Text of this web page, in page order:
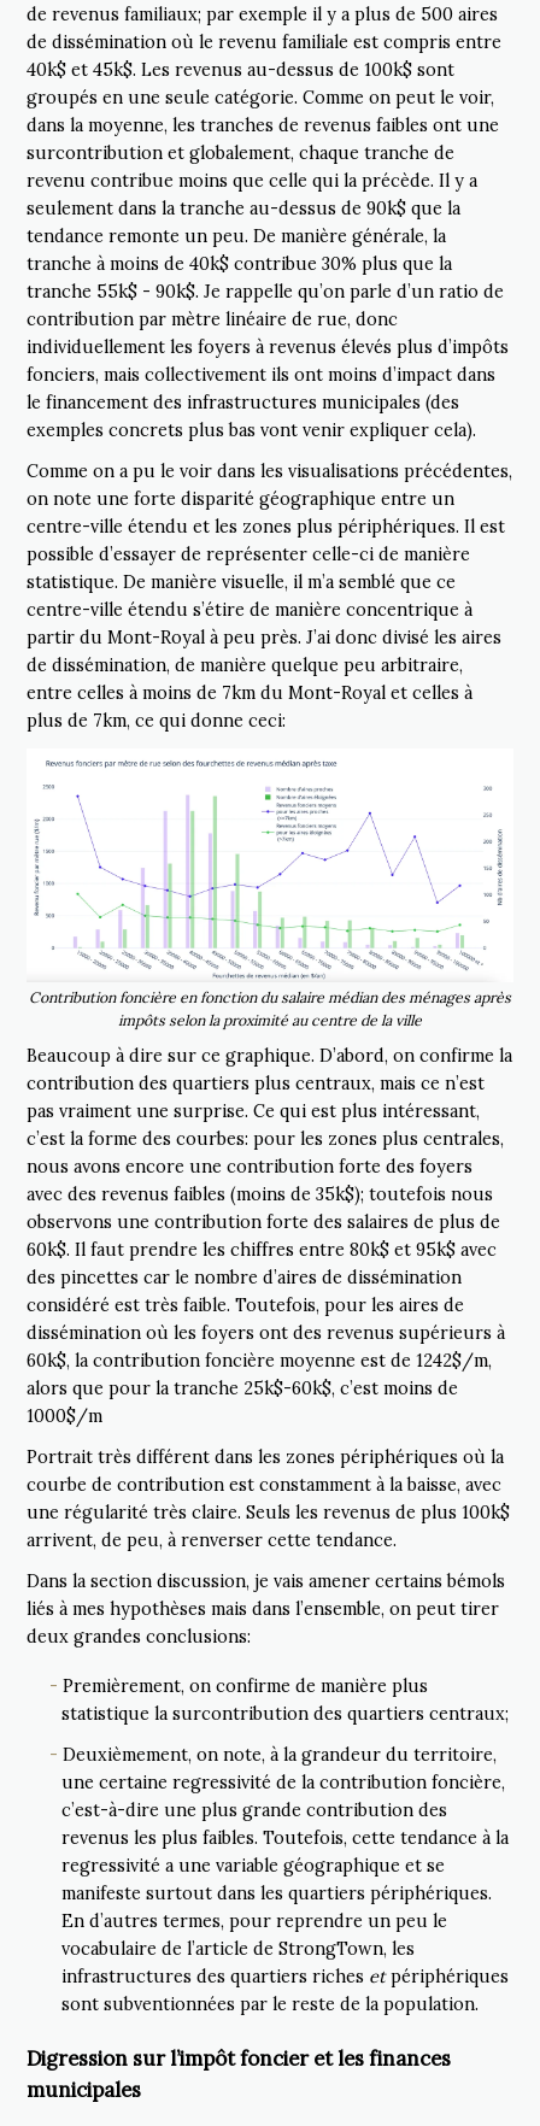
de revenus familiaux; par exemple il y a plus de 500 aires
de dissémination où le revenu familiale est compris entre
40k$ et 45k$. Les revenus au-dessus de 100k$ sont
groupés en une seule catégorie. Comme on peut le voir,
dans la moyenne, les tranches de revenus faibles ont une
surcontribution et globalement, chaque tranche de
revenu contribue moins que celle qui la précède. Il y a
seulement dans la tranche au-dessus de 90k$ que la
tendance remonte un peu. De manière générale, la
tranche à moins de 40k$ contribue 30% plus que la
tranche 55k$ - 90k$. Je rappelle qu’on parle d’un ratio de
contribution par mètre linéaire de rue, donc
individuellement les foyers à revenus élevés plus d’impôts
fonciers, mais collectivement ils ont moins d’impact dans
le financement des infrastructures municipales (des
exemples concrets plus bas vont venir expliquer cela).
Comme on a pu le voir dans les visualisations précédentes,
on note une forte disparité géographique entre un
centre-ville étendu et les zones plus périphériques. Il est
possible d’essayer de représenter celle-ci de manière
statistique. De manière visuelle, il m’a semblé que ce
centre-ville étendu s’étire de manière concentrique à
partir du Mont-Royal à peu près. J’ai donc divisé les aires
de dissémination, de manière quelque peu arbitraire,
entre celles à moins de 7km du Mont-Royal et celles à
plus de 7km, ce qui donne ceci:
Contribution foncière en fonction du salaire médian des ménages après
impôts selon la proximité au centre de la ville
Beaucoup à dire sur ce graphique. D’abord, on confirme la
contribution des quartiers plus centraux, mais ce n’est
pas vraiment une surprise. Ce qui est plus intéressant,
c’est la forme des courbes: pour les zones plus centrales,
nous avons encore une contribution forte des foyers
avec des revenus faibles (moins de 35k$); toutefois nous
observons une contribution forte des salaires de plus de
60k$. Il faut prendre les chiffres entre 80k$ et 95k$ avec
des pincettes car le nombre d’aires de dissémination
considéré est très faible. Toutefois, pour les aires de
dissémination où les foyers ont des revenus supérieurs à
60k$, la contribution foncière moyenne est de 1242$/m,
alors que pour la tranche 25k$-60k$, c’est moins de
1000$/m
Portrait très différent dans les zones périphériques où la
courbe de contribution est constamment à la baisse, avec
une régularité très claire. Seuls les revenus de plus 100k$
arrivent, de peu, à renverser cette tendance.
Dans la section discussion, je vais amener certains bémols
liés à mes hypothèses mais dans l’ensemble, on peut tirer
deux grandes conclusions:
Premièrement, on confirme de manière plus
statistique la surcontribution des quartiers centraux;
Deuxièmement, on note, à la grandeur du territoire,
une certaine regressivité de la contribution foncière,
c’est-à-dire une plus grande contribution des
revenus les plus faibles. Toutefois, cette tendance à la
regressivité a une variable géographique et se
manifeste surtout dans les quartiers périphériques.
En d’autres termes, pour reprendre un peu le
vocabulaire de l’article de StrongTown, les
infrastructures des quartiers riches etpériphériques
sont subventionnées par le reste de la population.
Digression sur l’impôt foncier et les finances
municipales